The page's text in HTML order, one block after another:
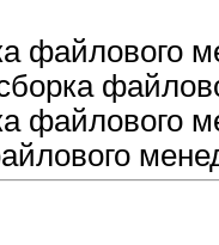
файлового
файлового